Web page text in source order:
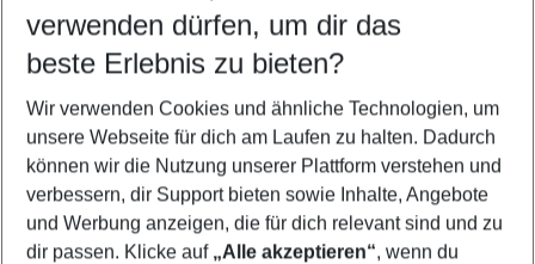
Wähle deinen Reisezeitraum
5-8 Nächte
2 Erwachsene Keine Kinder
Mehr Filter anzeigen
verwenden dürfen, um dir das
beste Erlebnis zu bieten?
Wir verwenden Cookies und ähnliche Technologien, um
unsere Webseite für dich am Laufen zu halten. Dadurch
können wir die Nutzung unserer Plattform verstehen und
verbessern, dir Support bieten sowie Inhalte, Angebote
und Werbung anzeigen, die für dich relevant sind und zu
dir passen. Klicke auf „Alle akzeptieren“, wenn du